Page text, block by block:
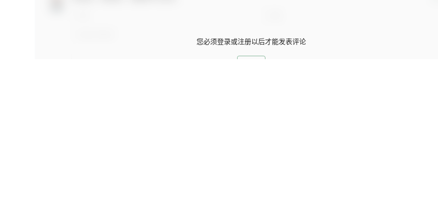
您必须登录或注册以后才能发表评论